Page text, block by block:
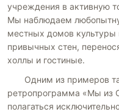
учреждения в активную
Мы наблюдаем
местных домов
привычных стен,
холлы и гостиные.
Одним из примеров
ретропрограмма «Мы из
полагаться